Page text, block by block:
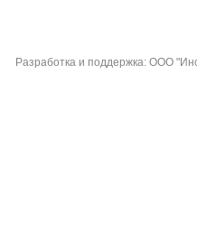
Разработка и поддержка: ООО